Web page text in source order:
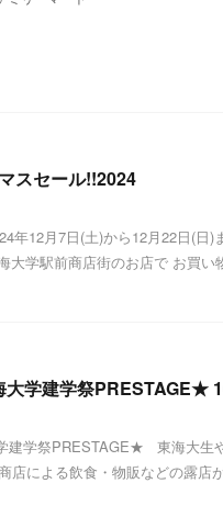
スセール!!2024
年12月7日(土)から12月22日(
大学駅前商店街のお店で お買
学建学祭PRESTAGE★
建学祭PRESTAGE★ 東海大生
店による飲食・物販などの露